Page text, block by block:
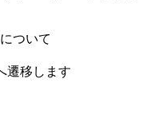
ついて
遷移します